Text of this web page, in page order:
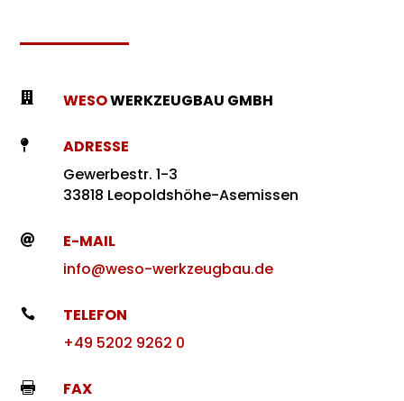
 WESOWERKZEUGBAU GMBH

ADRESSE
Gewerbestr. 1-3
33818 Leopoldshöhe-Asemissen

E-MAIL
info@weso-werkzeugbau.de

TELEFON
+49 5202 9262 0

FAX